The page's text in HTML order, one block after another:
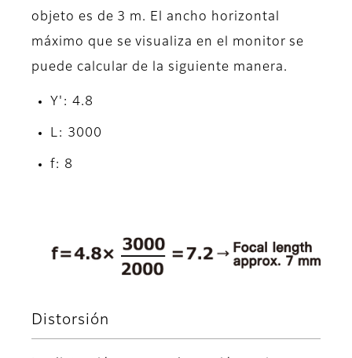
objeto es de 3 m. El ancho horizontal
máximo que se visualiza en el monitor se
puede calcular de la siguiente manera.
Y': 4.8
L: 3000
f: 8
Distorsión